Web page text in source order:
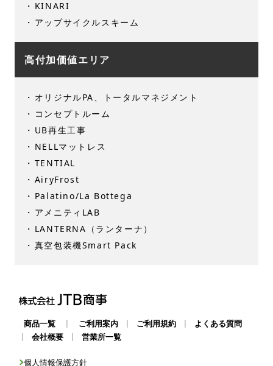
KINARI
アップサイクルスキーム
高付加価値エリア
オリジナルPA、トータルマネジメント
コンセプトルーム
UB再生工事
NELLマットレス
TENTIAL
AiryFrost
Palatino/La Bottega
アメニティLAB
LANTERNA（ランターナ）
真空包装機Smart Pack
商品一覧 ご利用案内 ご利用規約
よくある質問
会社概要 営業所一覧
個人情報保護方針